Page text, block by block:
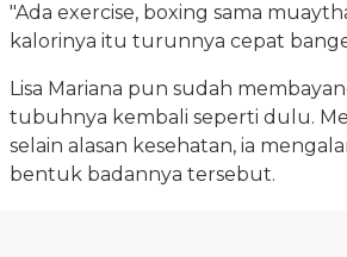
"Ada exercise, boxing sama
kalorinya itu turunnya cepat
Lisa Mariana pun sudah
tubuhnya kembali seperti dulu.
selain alasan kesehatan, ia
bentuk badannya tersebut.